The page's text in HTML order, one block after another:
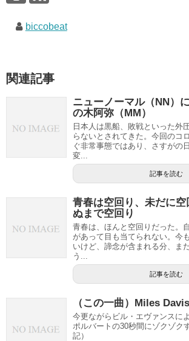
biccobeat
関連記事
ニューノーマル（NN）
の木阿弥（MM）
日本人は黒船、敗戦といった外
らないとされてきた。今回のコ
ぐ非常事態ではあり、さすがの
変...
記事を読む
青春は空回り、未だに
ぬまで空回り
青春は、ほんと空回りだった。
があって目も当てられない。今
いけど、諦念が含まれる分、ま
う...
記事を読む
（この一曲）Miles
今更ながらビル・エヴァンスに
ポルバートの30秒間にゾクゾク
記）